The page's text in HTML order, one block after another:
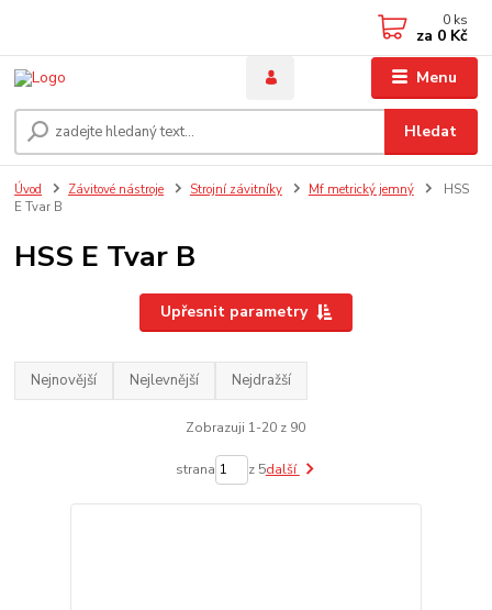
Menu
Hledat
0 ks
za 0 Kč
Úvod Závitové nástroje Strojní závitníky Mf metrický jemný
HSS
E Tvar B
HSS E Tvar B
Upřesnit parametry
Nejnovější Nejlevnější Nejdražší
Zobrazuji 1-20 z 90
strana z 5další